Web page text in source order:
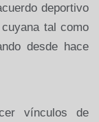
deportivo
tal como
desde hace
vínculos de